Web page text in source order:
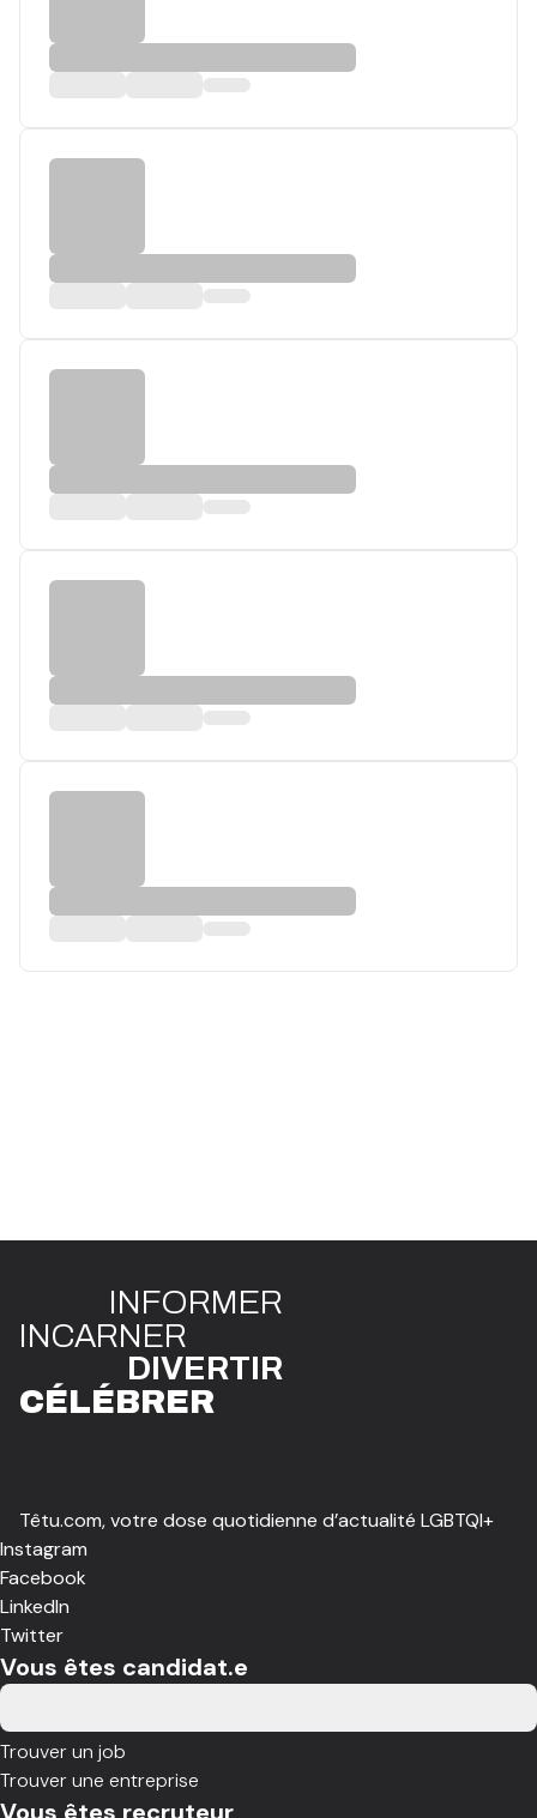
INFORMER
INCARNER
DIVERTIR
CÉLÉBRER
Têtu.com, votre dose quotidienne d’actualité LGBTQI+
Instagram
Facebook
LinkedIn
Twitter
Vous êtes candidat.e
Trouver un job
Trouver une entreprise